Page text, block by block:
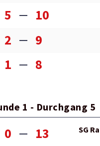
5 10
2 9
1 8
1 - Durchgang 5
0 13
SG